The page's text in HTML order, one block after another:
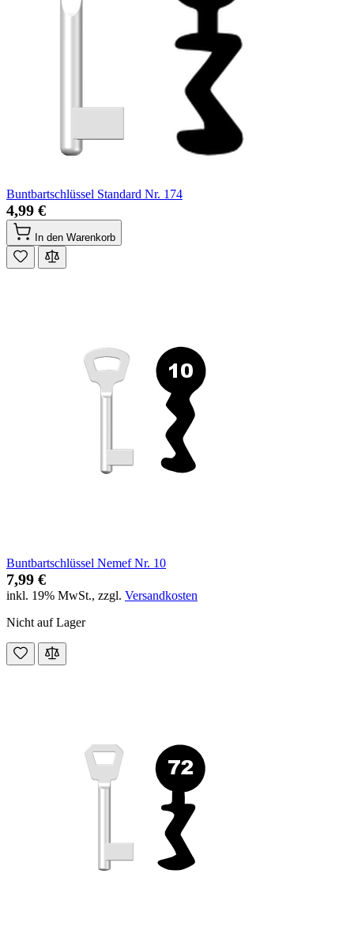
Buntbartschlüssel Standard Nr. 174
4,99 €
In den Warenkorb
Buntbartschlüssel Nemef Nr. 10
7,99 €
inkl. 19% MwSt., zzgl. Versandkosten
Nicht auf Lager